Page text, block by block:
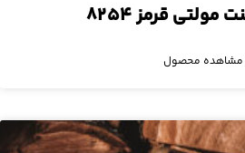
قرمز ۸۲۵۴
مشاهده محصول